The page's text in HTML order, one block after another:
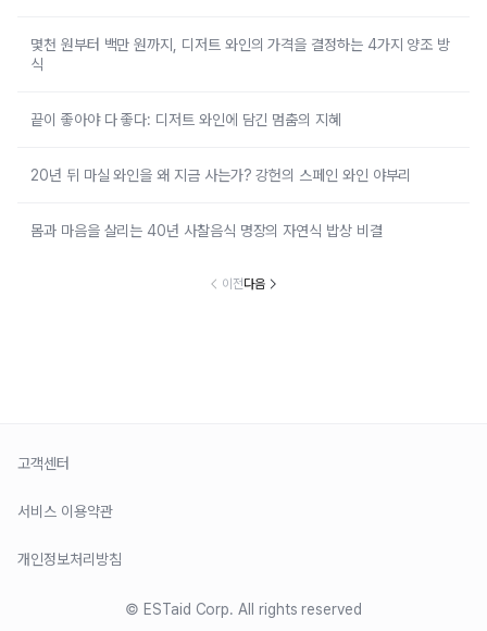
몇천 원부터 백만 원까지, 디저트 와인의 가격을 결정하는 4가지 양조 방
식
끝이 좋아야 다 좋다: 디저트 와인에 담긴 멈춤의 지혜
20년 뒤 마실 와인을 왜 지금 사는가? 강헌의 스페인 와인 야부리
몸과 마음을 살리는 40년 사찰음식 명장의 자연식 밥상 비결
이전다음
고객센터
서비스 이용약관
개인정보처리방침
© ESTaid Corp. All rights reserved